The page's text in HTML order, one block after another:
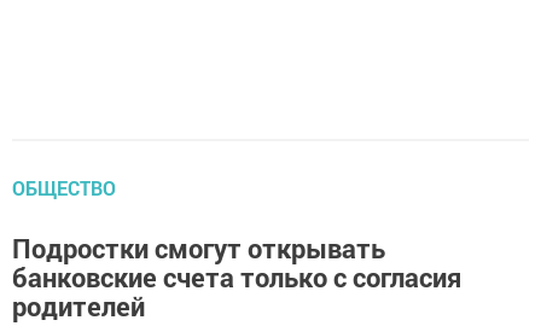
ОБЩЕСТВО
Подростки смогут открывать
банковские счета только с согласия
родителей